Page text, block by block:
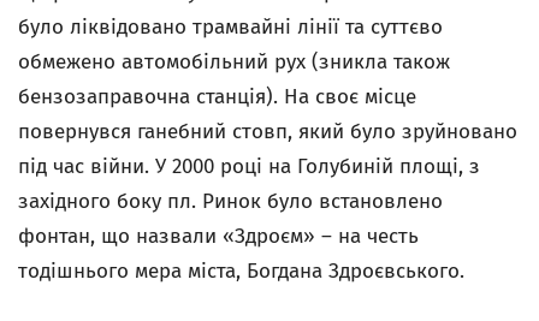
було ліквідовано трамвайні лінії та суттєво
обмежено автомобільний рух (зникла також
бензозаправочна станція). На своє місце
повернувся ганебний стовп, який було зруйновано
під час війни. У 2000 році на Голубиній площі, з
західного боку пл. Ринок було встановлено
фонтан, що назвали «Здроєм» – на честь
тодішнього мера міста, Богдана Здроєвського.